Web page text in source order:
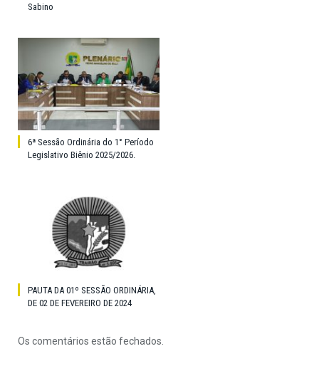
Sabino
6ª Sessão Ordinária do 1° Período
Legislativo Biênio 2025/2026.
PAUTA DA 01º SESSÃO ORDINÁRIA,
DE 02 DE FEVEREIRO DE 2024
Os comentários estão fechados.